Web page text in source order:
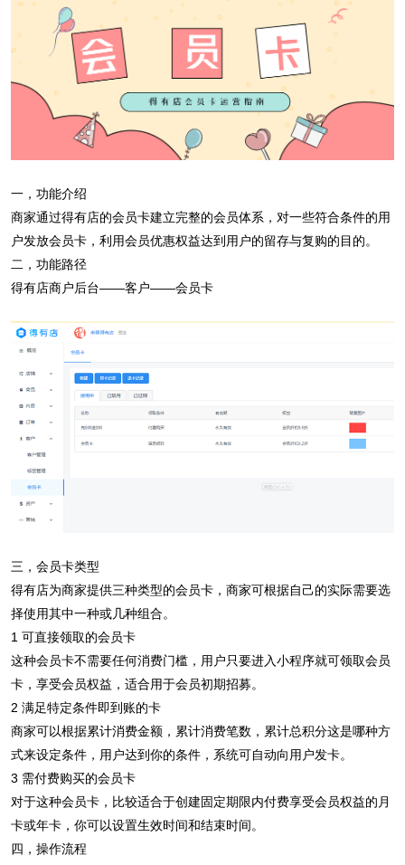
一，功能介绍
商家通过得有店的会员卡建立完整的会员体系，对一些符合条件的用
户发放会员卡，利用会员优惠权益达到用户的留存与复购的目的。
二，功能路径
得有店商户后台——客户——会员卡
三，会员卡类型
得有店为商家提供三种类型的会员卡，商家可根据自己的实际需要选
择使用其中一种或几种组合。
1 可直接领取的会员卡
这种会员卡不需要任何消费门槛，用户只要进入小程序就可领取会员
卡，享受会员权益，适合用于会员初期招募。
2 满足特定条件即到账的卡
商家可以根据累计消费金额，累计消费笔数，累计总积分这是哪种方
式来设定条件，用户达到你的条件，系统可自动向用户发卡。
3 需付费购买的会员卡
对于这种会员卡，比较适合于创建固定期限内付费享受会员权益的月
卡或年卡，你可以设置生效时间和结束时间。
四，操作流程